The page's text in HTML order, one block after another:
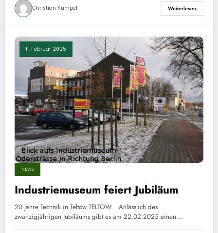
Christian Kümpel Weiterlesen
11. Februar 2025
NEWS
Industriemuseum feiert Jubiläum
20 Jahre Technik in Teltow TELTOW. Anlässlich des
zwanzigjährigen Jubiläums gibt es am 22.02.2025 einen…